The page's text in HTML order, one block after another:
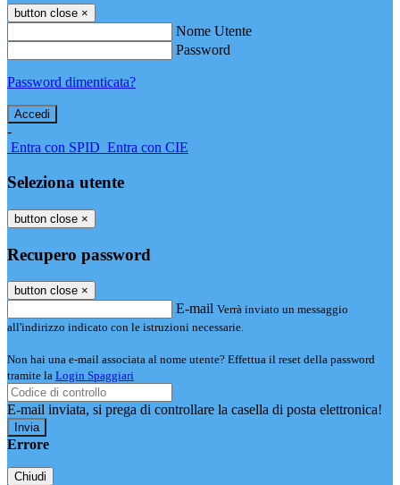
button close ×
Nome Utente
Password
Password dimenticata?
-
Entra con SPID Entra con CIE
Seleziona utente
button close ×
Recupero password
button close ×
E-mail Verrà inviato un messaggio
all'indirizzo indicato con le istruzioni necessarie.
Non hai una e-mail associata al nome utente? Effettua il reset della password
tramite la Login Spaggiari
E-mail inviata, si prega di controllare la casella di posta elettronica!
Errore
Chiudi